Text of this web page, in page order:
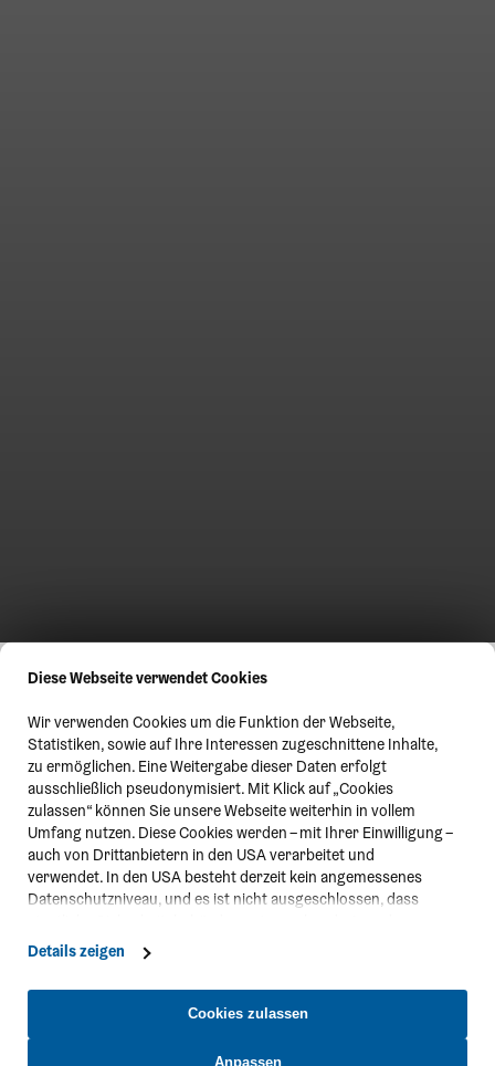
Diese Webseite verwendet Cookies
Wir verwenden Cookies um die Funktion der Webseite,
Statistiken, sowie auf Ihre Interessen zugeschnittene Inhalte,
zu ermöglichen. Eine Weitergabe dieser Daten erfolgt
ausschließlich pseudonymisiert. Mit Klick auf „Cookies
zulassen“ können Sie unsere Webseite weiterhin in vollem
Umfang nutzen. Diese Cookies werden – mit Ihrer Einwilligung –
auch von Drittanbietern in den USA verarbeitet und
verwendet. In den USA besteht derzeit kein angemessenes
Datenschutzniveau, und es ist nicht ausgeschlossen, dass
gegenüber den Drittanbietern (Google und Meta Platforms,
Überwachungszwecken zu erhalten. Dagegen gibt es keine
wirksamen Rechtsbehelfe und Rechtsschutzmöglichkeiten.
Zudem werden von den USA keine geeigneten Garantien für
den Schutz personenbezogener Daten gewährt. Wir leiten nur
Details zeigen
Cookies zulassen
Anpassen